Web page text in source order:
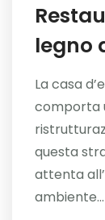
legno
La casa
comporta
questa
attenta
ambiente...